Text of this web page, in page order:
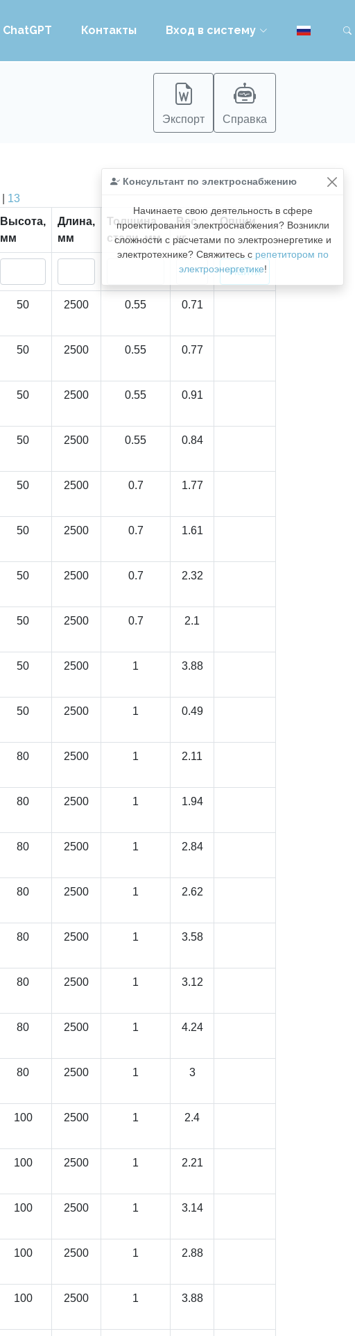
ChatGPT Контакты Вход в систему
Экспорт Справка
Консультант по электроснабжению
Начинаете свою деятельность в сфере
проектирования электроснабжения? Возникли
сложности с расчетами по электроэнергетике и
электротехнике? Свяжитесь с репетитором по
электроэнергетике!
13
Высота,
мм
Длина,
мм
Толщина
стали, мм
Вес,
кг
Опции
50 2500 0.55 0.71
50 2500 0.55 0.77
50 2500 0.55 0.91
50 2500 0.55 0.84
50 2500 0.7 1.77
50 2500 0.7 1.61
50 2500 0.7 2.32
50 2500 0.7 2.1
50 2500 1 3.88
50 2500 1 0.49
80 2500 1 2.11
80 2500 1 1.94
80 2500 1 2.84
80 2500 1 2.62
80 2500 1 3.58
80 2500 1 3.12
80 2500 1 4.24
80 2500 1 3
100 2500 1 2.4
100 2500 1 2.21
100 2500 1 3.14
100 2500 1 2.88
100 2500 1 3.88